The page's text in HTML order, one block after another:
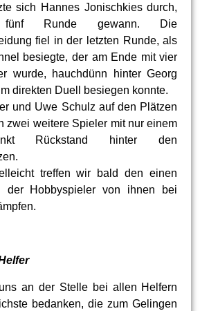
sich Hannes Jonischkies durch,
Runde gewann. Die
fiel in der letzten Runde, als
besiegte, der am Ende mit vier
wurde, hauchdünn hinter Georg
direkten Duell besiegen konnte.
und Uwe Schulz auf den Plätzen
zwei weitere Spieler mit nur einem
Rückstand hinter den
treffen wir bald den einen
der Hobbyspieler von ihnen bei
an der Stelle bei allen Helfern
bedanken, die zum Gelingen